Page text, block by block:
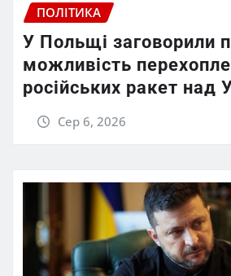
ПОЛІТИКА
У Польщі заговорили
можливість
російських ракет над
Сер 6, 2026